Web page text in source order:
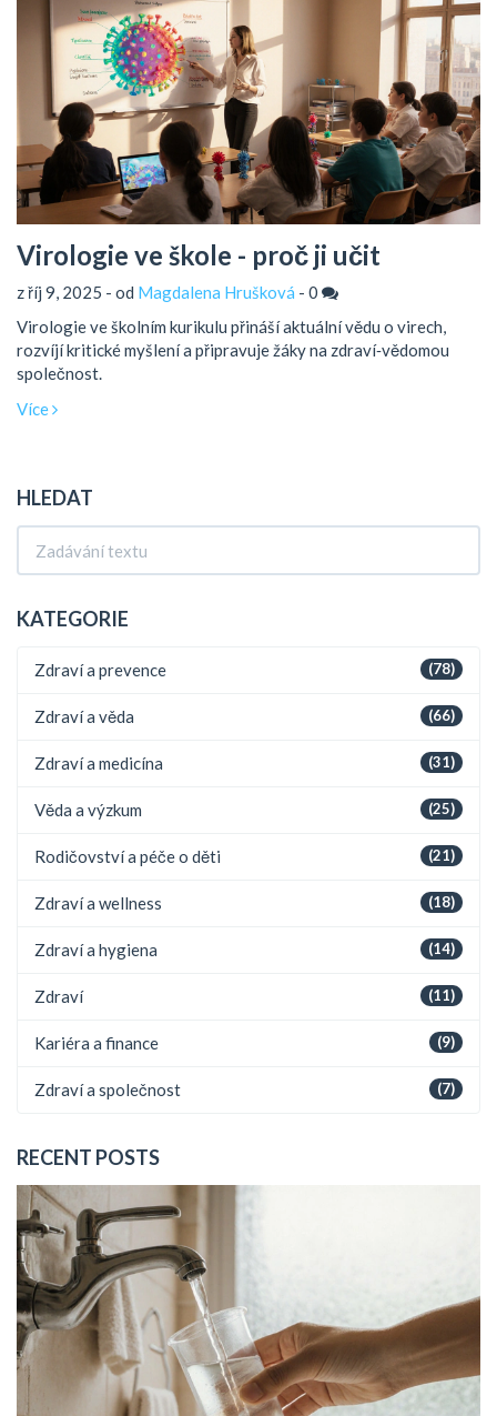
Virologie ve škole - proč ji učit
z říj 9, 2025 - od Magdalena Hrušková - 0
Virologie ve školním kurikulu přináší aktuální vědu o virech,
rozvíjí kritické myšlení a připravuje žáky na zdraví‑vědomou
společnost.
Více
HLEDAT
KATEGORIE
(78)
Zdraví a prevence
(66)
Zdraví a věda
(31)
Zdraví a medicína
(25)
Věda a výzkum
(21)
Rodičovství a péče o děti
(18)
Zdraví a wellness
(14)
Zdraví a hygiena
(11)
Zdraví
(9)
Kariéra a finance
(7)
Zdraví a společnost
RECENT POSTS